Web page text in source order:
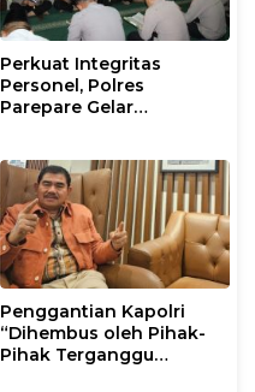
Perkuat Integritas
Personel, Polres
Parepare Gelar
Penggantian Kapolri
“Dihembus oleh Pihak-
Pihak Terganggu